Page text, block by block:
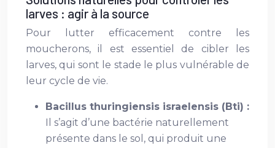
larves : agir à la source
Pour lutter efficacement contre les
moucherons, il est essentiel de cibler les
larves, qui sont le stade le plus vulnérable de
leur cycle de vie.
Bacillus thuringiensis israelensis (Bti) :
Il s’agit d’une bactérie naturellement
présente dans le sol, qui produit une